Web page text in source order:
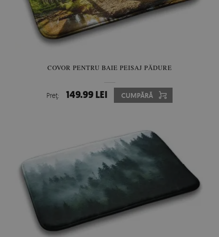
COVOR PENTRU BAIE PEISAJ PĂDURE
Preţ: 149.99 LEI CUMPĂRĂ